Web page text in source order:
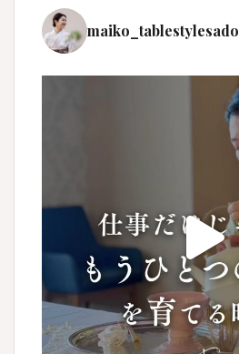
maiko_tablestylesado